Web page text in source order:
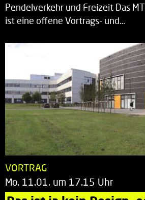
Pendelverkehr und Freizeit Das
ist eine offene Vortrags- und…
VORTRAG
Mo. 11.01. um 17.15 Uhr